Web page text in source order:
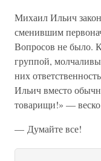
Михаил Ильич
сменившим
Вопросов не было.
группой,
них
Ильич вместо
товарищи!» — веско
— Думайте все!